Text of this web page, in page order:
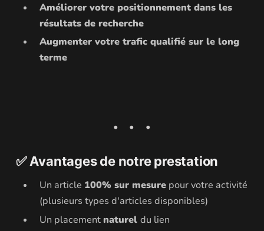
Améliorer votre positionnement dans les
résultats de recherche
Augmenter votre trafic qualifié sur le long
terme
✅ Avantages de notre prestation
Un article 100% sur mesurepour votre activité
(plusieurs types d'articles disponibles)
Un placementnaturel du lien